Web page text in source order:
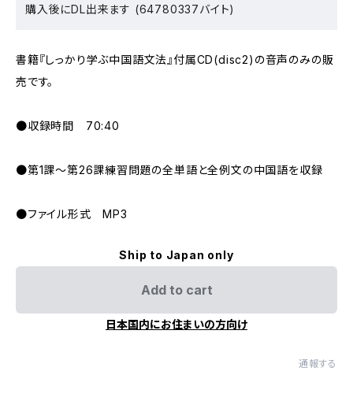
購入後にDL出来ます (64780337バイト)
書籍『しっかり学ぶ中国語文法』付属CD(disc2)の音声のみの販
売です。
●収録時間 70:40
●第1課～第26課練習問題の全単語と全例文の中国語を収録
●ファイル形式 MP3
Ship to Japan only
Add to cart
日本国内にお住まいの方向け
通報する